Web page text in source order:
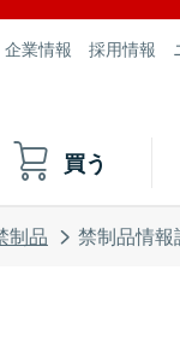
企業情報 採用情報
買う
制品 禁制品情報